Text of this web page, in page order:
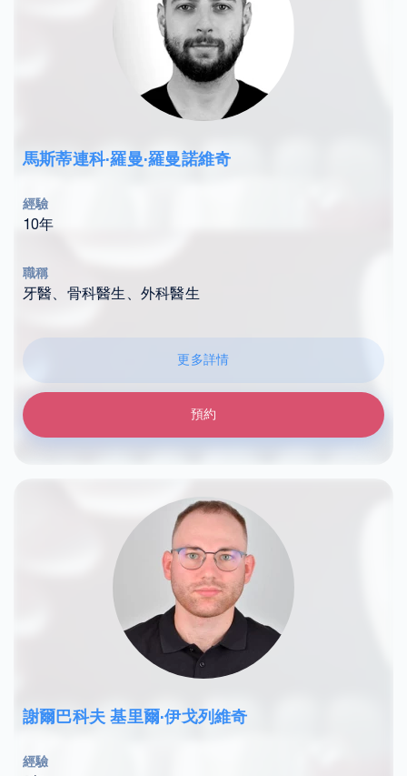
馬斯蒂連科·羅曼·羅曼諾維奇
經驗
10年
職稱
牙醫、骨科醫生、外科醫生
更多詳情
預約
謝爾巴科夫 基里爾·伊戈列維奇
經驗